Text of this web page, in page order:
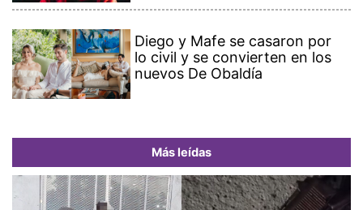
Diego y Mafe se casaron por
lo civil y se convierten en los
nuevos De Obaldía
Más leídas